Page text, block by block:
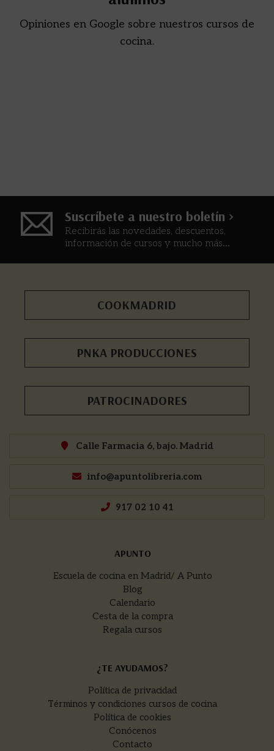
Opiniones en Google sobre nuestros cursos de
cocina.
Suscríbete a nuestro boletín >
Recibirás las novedades, descuentos,
información de cursos y mucho más...
COOKMADRID
PNKA PRODUCCIONES
PATROCINADORES
Calle Farmacia 6, bajo. Madrid
info@apuntolibreria.com
917 02 10 41
APUNTO
Escuela de cocina en Madrid/ A Punto
Blog
Calendario
Cesta de la compra
Regala cursos
¿TE AYUDAMOS?
Política de privacidad
Términos y condiciones cursos de cocina
Política de cookies
Conócenos
Contacto